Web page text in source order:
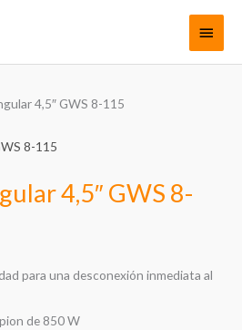
Menú
4,5″ GWS 8-115
4,5″ GWS 8-
para una desconexión inmediata al
de 850 W